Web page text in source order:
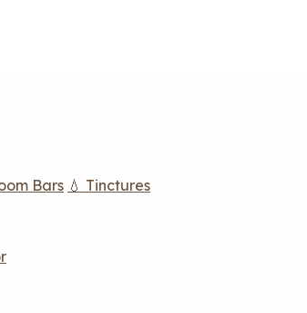
Bars 💧 Tinctures